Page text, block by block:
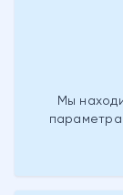
Мы